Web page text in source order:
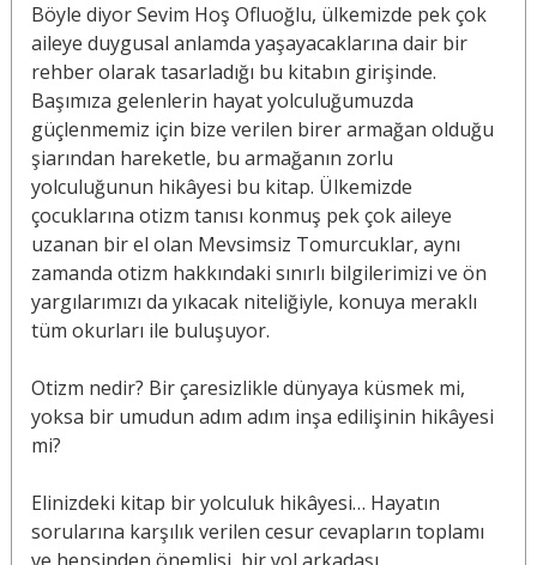
Böyle diyor Sevim Hoş Ofluoğlu, ülkemizde pek çok
aileye duygusal anlamda yaşayacaklarına dair bir
rehber olarak tasarladığı bu kitabın girişinde.
Başımıza gelenlerin hayat yolculuğumuzda
güçlenmemiz için bize verilen birer armağan olduğu
şiarından hareketle, bu armağanın zorlu
yolculuğunun hikâyesi bu kitap. Ülkemizde
çocuklarına otizm tanısı konmuş pek çok aileye
uzanan bir el olan Mevsimsiz Tomurcuklar, aynı
zamanda otizm hakkındaki sınırlı bilgilerimizi ve ön
yargılarımızı da yıkacak niteliğiyle, konuya meraklı
tüm okurları ile buluşuyor.
Otizm nedir? Bir çaresizlikle dünyaya küsmek mi,
yoksa bir umudun adım adım inşa edilişinin hikâyesi
mi?
Elinizdeki kitap bir yolculuk hikâyesi… Hayatın
sorularına karşılık verilen cesur cevapların toplamı